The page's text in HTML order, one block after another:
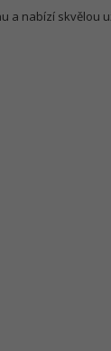
a nabízí skvělou